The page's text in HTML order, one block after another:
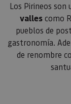
Los Pirineos son
vallescomo
pueblos de
gastronomía.
de renombre